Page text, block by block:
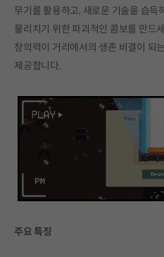
무기를 활용하고, 새로운 기술을 습득
물리치기 위한 파괴적인 콤보를 만
창의력이 거리에서의 생존 비결이 되
제공합니다.
주요 특징